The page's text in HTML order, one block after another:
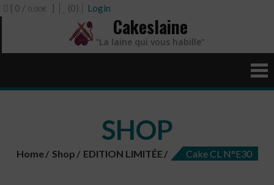
[ 0 / 0,00€ ] (0) Login
Cakeslaine
"La laine qui vous habille"
SHOP
Home Shop EDITION LIMITÉE Cake CL N°E30